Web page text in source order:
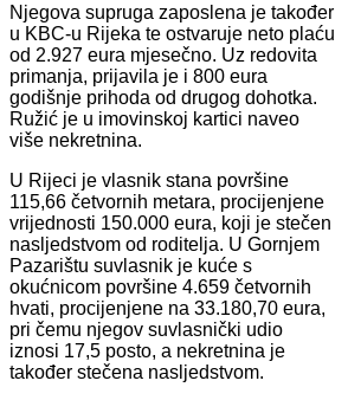
Njegova supruga zaposlena je također
u KBC-u Rijeka te ostvaruje neto plaću
od 2.927 eura mjesečno. Uz redovita
primanja, prijavila je i 800 eura
godišnje prihoda od drugog dohotka.
Ružić je u imovinskoj kartici naveo
više nekretnina.
U Rijeci je vlasnik stana površine
115,66 četvornih metara, procijenjene
vrijednosti 150.000 eura, koji je stečen
nasljedstvom od roditelja. U Gornjem
Pazarištu suvlasnik je kuće s
okućnicom površine 4.659 četvornih
hvati, procijenjene na 33.180,70 eura,
pri čemu njegov suvlasnički udio
iznosi 17,5 posto, a nekretnina je
također stečena nasljedstvom.